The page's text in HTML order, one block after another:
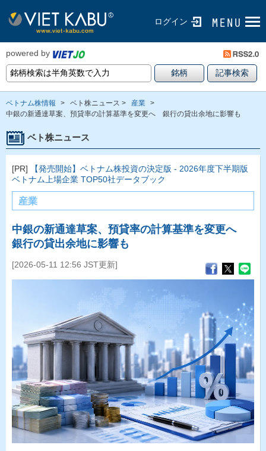
ログイン
powered by
ベトナム株情報 > ベト株ニュース > 産業 >
中銀の新通達草案、預貸率の計算基準を変更へ 銀行の貸出余地に影響も
ベト株ニュース
[PR]
【発売開始】ベトナム株投資の決定版 - 2026年度下半期版
ベトナム上場企業 TOP50社データブック
産業
中銀の新通達草案、預貸率の計算基準を変更へ
銀行の貸出余地に影響も
[2026-05-11 12:56 JST更新]